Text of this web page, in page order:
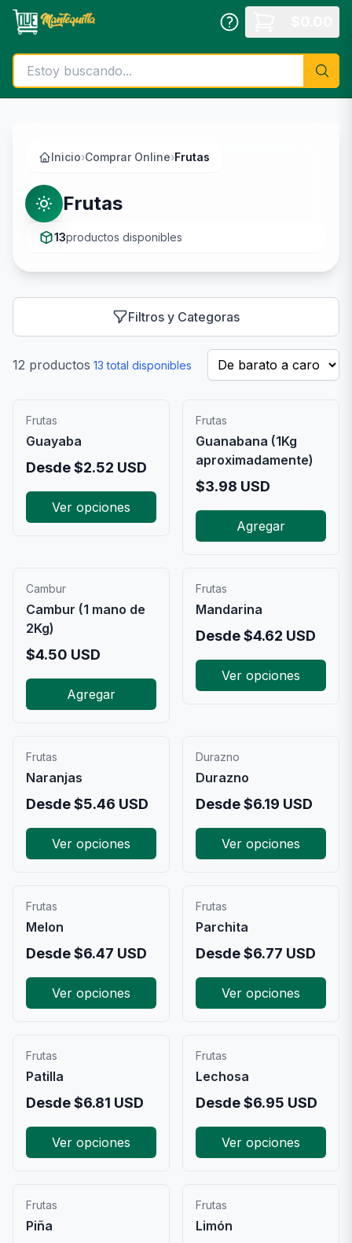
Saltar al contenido principal
Inicio›Comprar Online›Frutas
Frutas
13productos disponibles
Filtros y Categoras
12 productos 13 total disponibles
Frutas
Guayaba
Desde$2.52 USD
Ver opciones
Frutas
Guanabana (1Kg
aproximadamente)
$3.98 USD
Agregar
Cambur
Cambur (1 mano de
2Kg)
$4.50 USD
Agregar
Frutas
Mandarina
Desde$4.62 USD
Ver opciones
Frutas
Naranjas
Desde$5.46 USD
Ver opciones
Durazno
Durazno
Desde$6.19 USD
Ver opciones
Frutas
Melon
Desde$6.47 USD
Ver opciones
Frutas
Parchita
Desde$6.77 USD
Ver opciones
Frutas
Patilla
Desde$6.81 USD
Ver opciones
Frutas
Lechosa
Desde$6.95 USD
Ver opciones
Frutas
Piña
Frutas
Limón